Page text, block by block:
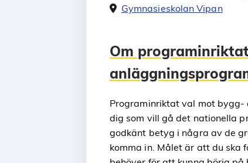
Gymnasieskolan Vipan
Om
Programinriktat val mot
dig som vill gå det nationella
godkänt betyg i några av de
komma in. Målet är att du ska